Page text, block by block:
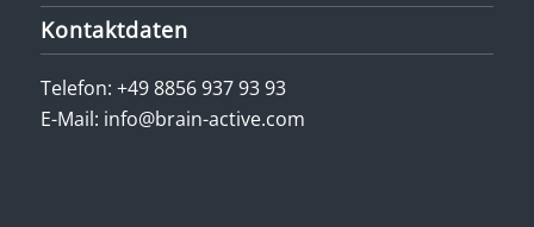
Kontaktdaten
Telefon: +49 8856 937 93 93
E-Mail: info@brain-active.com